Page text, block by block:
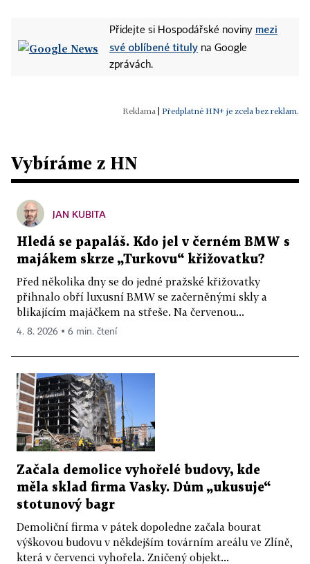
Přidejte si Hospodářské noviny mezi
své oblíbené tituly na Google
zprávách.
Předplatné HN+ je zcela bez reklam.
Vybíráme z HN
JAN KUBITA
Hledá se papaláš. Kdo jel v černém BMW s
majákem skrze „Turkovu“ křižovatku?
Před několika dny se do jedné pražské křižovatky
přihnalo obří luxusní BMW se začerněnými skly a
blikajícím majáčkem na střeše. Na červenou...
4. 8. 2026 ▪ 6 min. čtení
Začala demolice vyhořelé budovy, kde
měla sklad firma Vasky. Dům „ukusuje“
stotunový bagr
Demoliční firma v pátek dopoledne začala bourat
výškovou budovu v někdejším továrním areálu ve Zlíně,
která v červenci vyhořela. Zničený objekt...